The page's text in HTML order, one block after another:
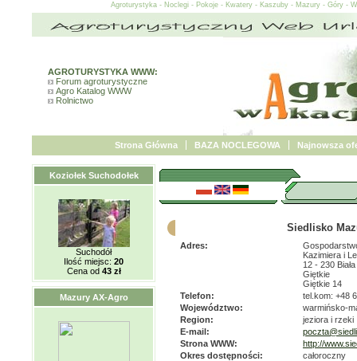
Agroturystyka - Noclegi - Pokoje - Kwatery - Kaszuby - Mazury - Góry -
AGROTURYSTYKA WWW:
Forum agroturystyczne
Agro Katalog WWW
Rolnictwo
Strona Główna BAZA NOCLEGOWA Najnowsza
Koziołek Suchodołek
Suchodół
Ilość miejsc: 20
Cena od 43 zł
Mazury AX-Agro
Siedlisko
Adres:
Kazimiera i
12 - 230
Giętkie
Giętkie 14
Telefon:
tel.kom: +48
Województwo:
warmińsko-
Region:
jeziora i rzeki
E-mail:
Strona WWW:
http://
Okres dostępności:
całoroczny